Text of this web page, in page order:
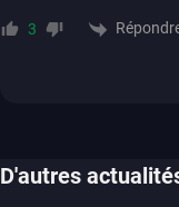
3
D'autres